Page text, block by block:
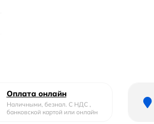
Оплата онлайн
Наличными, безнал. С НДС ,
банковской картой или онлайн